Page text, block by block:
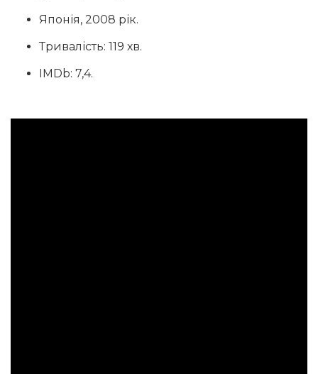
Японія, 2008 рік.
Тривалість: 119 хв.
IMDb: 7,4.